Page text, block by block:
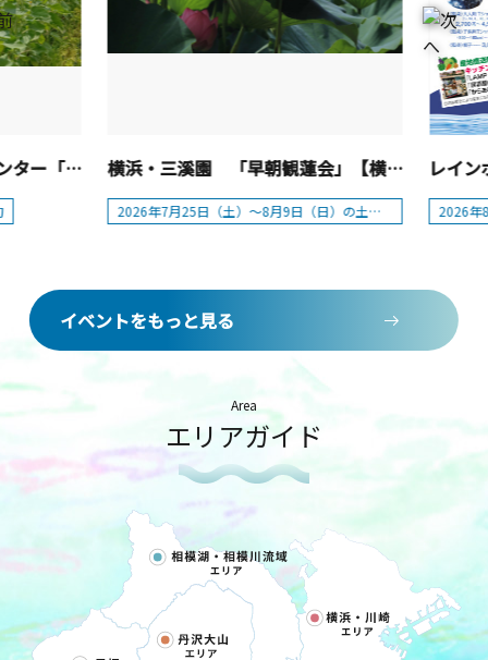
イベントをもっと見る
日比谷花壇大船フラワーセンター「ひまわり」 横浜・三溪園 「早朝観蓮会」【横浜市】
2026年7月25日（土）～8月9日（日）の土・日 2026年
Area
エリアガイド